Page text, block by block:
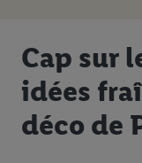
Cap sur
idées
déco de